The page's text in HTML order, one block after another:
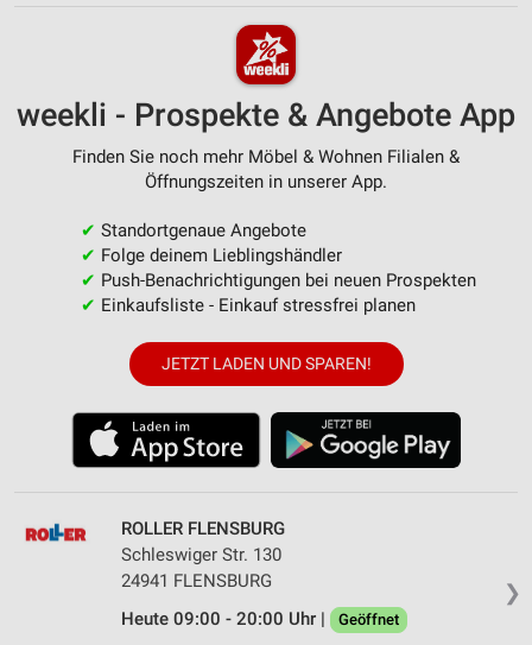
weekli - Prospekte & Angebote App
Finden Sie noch mehr Möbel & Wohnen Filialen &
Öffnungszeiten in unserer App.
✔ Standortgenaue Angebote
✔ Folge deinem Lieblingshändler
✔ Push-Benachrichtigungen bei neuen Prospekten
✔ Einkaufsliste - Einkauf stressfrei planen
JETZT LADEN UND SPAREN!
❯
ROLLER FLENSBURG
Schleswiger Str. 130
24941 FLENSBURG
Heute 09:00 - 20:00 Uhr |
Geöffnet